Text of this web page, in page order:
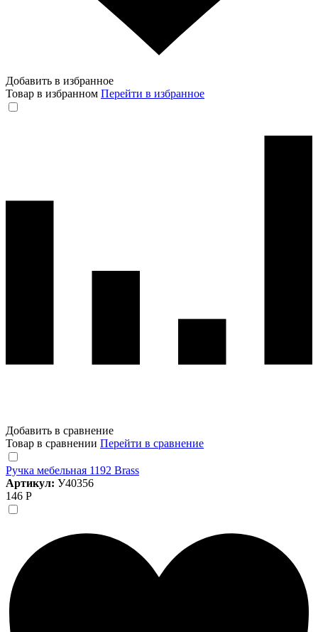
Добавить в избранное
Товар в избранном Перейти в избранное
Добавить в сравнение
Товар в сравнении Перейти в сравнение
Ручка мебельная 1192 Brass
Артикул: У40356
146 Р